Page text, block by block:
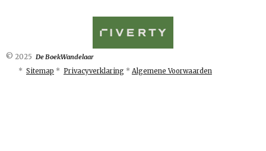
© 2025 De BoekWandelaar
* Sitemap * Privacyverklaring * Algemene Voorwaarden